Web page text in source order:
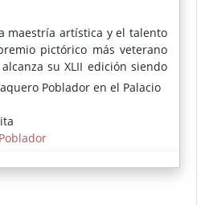
maestría artística y el talento
pictórico más veterano
su XLII edición siendo
entre los certámenes más
provincia.
por importantes
del arte, cuyo presidente
de la Universidad
Poblador en el Palacio